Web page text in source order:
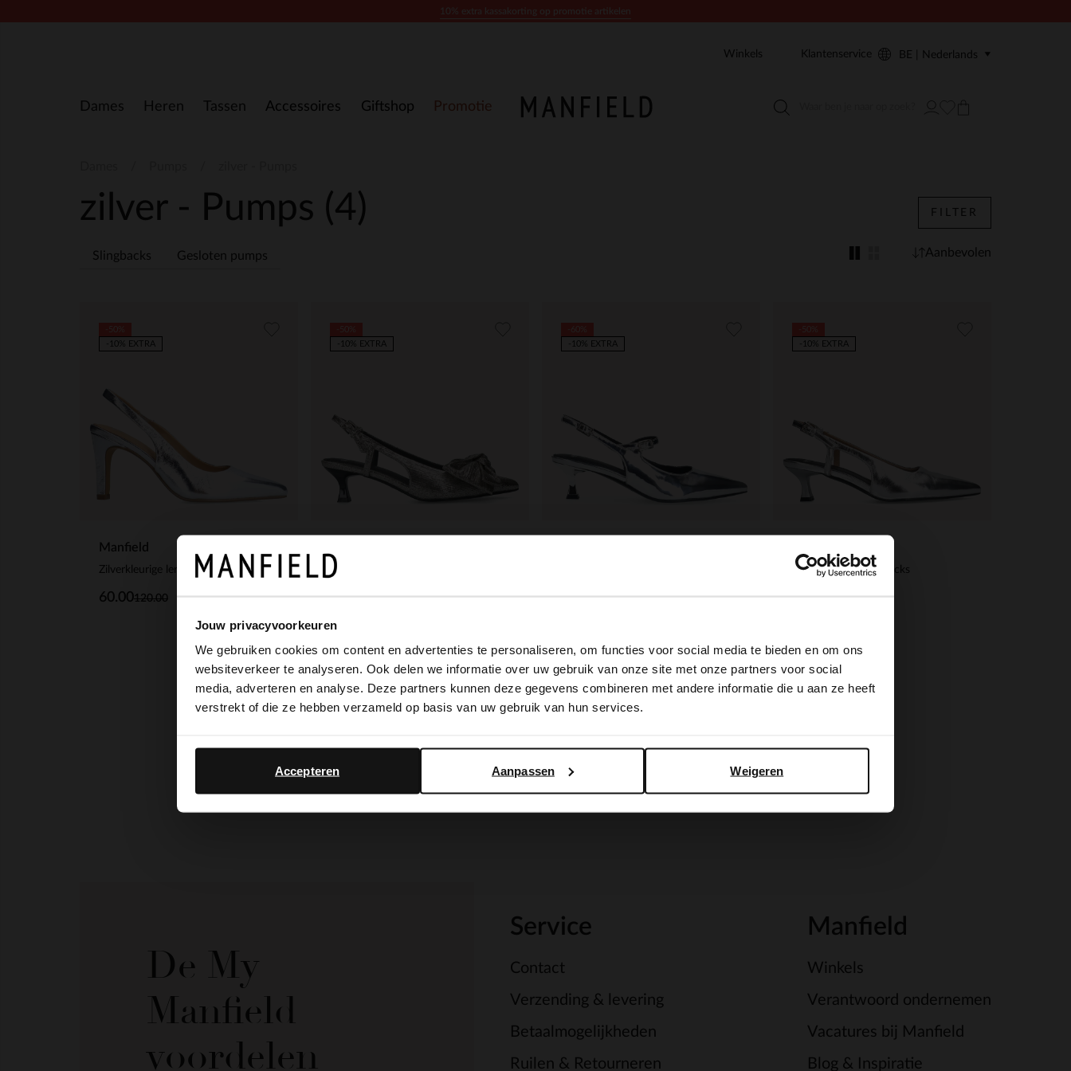
Jouw privacyvoorkeuren
We gebruiken cookies om content en advertenties te personaliseren, om functies voor social media te bieden en om ons
websiteverkeer te analyseren. Ook delen we informatie over uw gebruik van onze site met onze partners voor social
media, adverteren en analyse. Deze partners kunnen deze gegevens combineren met andere informatie die u aan ze heeft
verstrekt of die ze hebben verzameld op basis van uw gebruik van hun services.
Weigeren
Aanpassen
Accepteren
Dames Heren Tassen Accessoires Giftshop Promotie
Winkels Klantenservice BE | Nederlands
zilver - Pumps (4)
Slingbacks Gesloten pumps
FILTER
Aanbevolen
Manfield
Zilverkleurige leren slingbacks
120.00
60.00
-10% EXTRA
Zilveren glitter slingbacks met strik
89.98
45.00
-10% EXTRA
110.00
44.00
-10% EXTRA
Zilveren leren slingbacks
120.00
60.00
-10% EXTRA
De My
Manfield
voordelen
Service
Contact
Verzending & levering
Betaalmogelijkheden
Ruilen & Retourneren
Manfield
Winkels
Verantwoord ondernemen
Vacatures bij Manfield
Blog & Inspiratie
×
It looks like your language isn't Dutch. Would you like to